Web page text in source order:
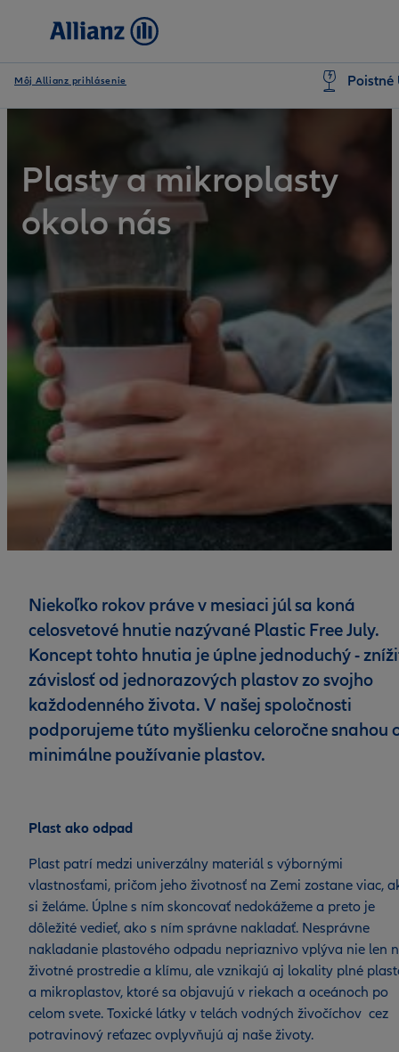
Môj Allianz prihlásenie Poistné
Plasty a mikroplasty
okolo nás
Niekoľko rokov práve v mesiaci júl sa koná
celosvetové hnutie nazývané Plastic Free July.
Koncept tohto hnutia je úplne jednoduchý -
závislosť od jednorazových plastov zo svojho
každodenného života. V našej spoločnosti
podporujeme túto myšlienku celoročne snahou
minimálne používanie plastov.
Plast ako odpad
Plast patrí medzi univerzálny materiál s výbornými
vlastnosťami, pričom jeho životnosť na Zemi zostane viac,
si želáme. Úplne s ním skoncovať nedokážeme a preto je
dôležité vedieť, ako s ním správne nakladať. Nesprávne
nakladanie plastového odpadu nepriaznivo vplýva nie len
životné prostredie a klímu, ale vznikajú aj lokality plné
a mikroplastov, ktoré sa objavujú v riekach a oceánoch po
celom svete. Toxické látky v telách vodných živočíchov cez
potravinový reťazec ovplyvňujú aj naše životy.